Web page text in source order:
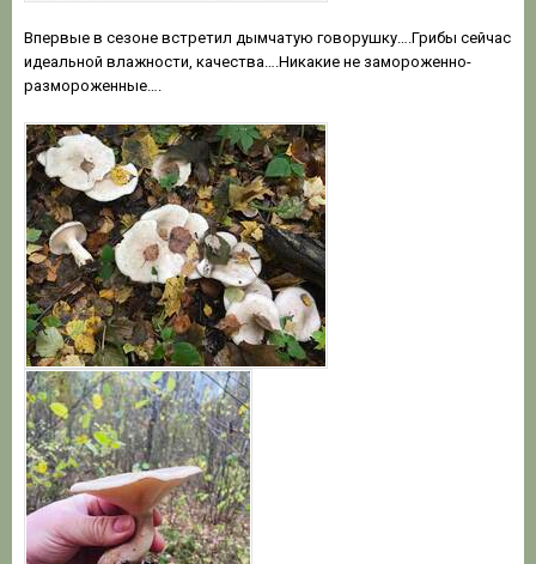
Впервые в сезоне встретил дымчатую говорушку….Грибы сейчас
идеальной влажности, качества….Никакие не замороженно-
размороженные….